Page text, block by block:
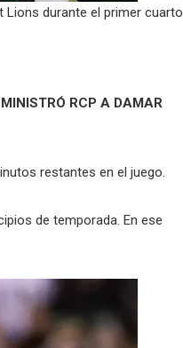
Lions durante el primer cuarto
RCP A DAMAR
restantes en el juego.
de temporada. En ese